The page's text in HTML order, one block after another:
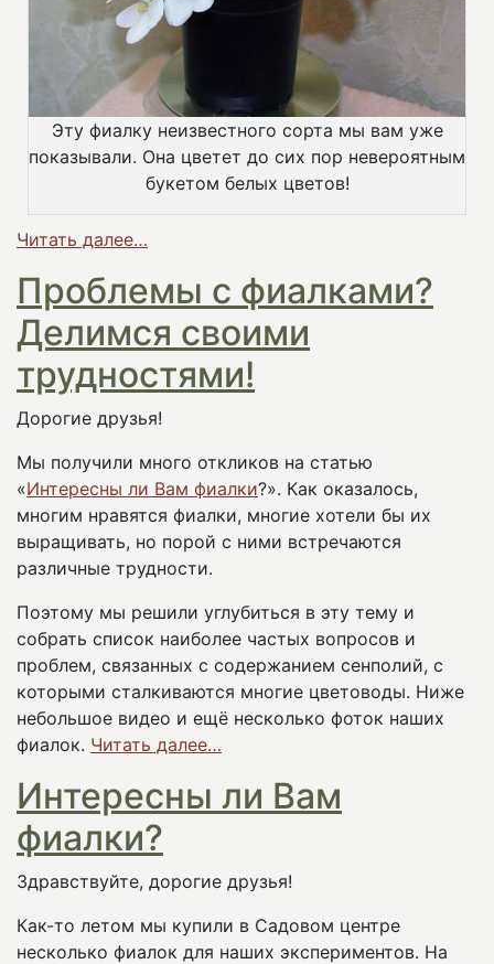
Эту фиалку неизвестного сорта мы вам уже
показывали. Она цветет до сих пор невероятным
букетом белых цветов!
Читать далее…
Проблемы с фиалками?
Делимся своими
трудностями!
Дорогие друзья!
Мы получили много откликов на статью
«Интересны ли Вам фиалки?». Как оказалось,
многим нравятся фиалки, многие хотели бы их
выращивать, но порой с ними встречаются
различные трудности.
Поэтому мы решили углубиться в эту тему и
собрать список наиболее частых вопросов и
проблем, связанных с содержанием сенполий, с
которыми сталкиваются многие цветоводы. Ниже
небольшое видео и ещё несколько фоток наших
фиалок. Читать далее…
Интересны ли Вам
фиалки?
Здравствуйте, дорогие друзья!
Как-то летом мы купили в Садовом центре
несколько фиалок для наших экспериментов. На